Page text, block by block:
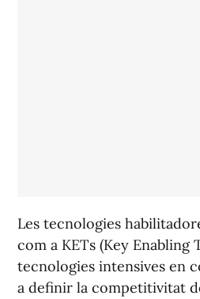
Les tecnologies
com a KETs (Key Enabling
tecnologies intensives en
a definir la competitivitat